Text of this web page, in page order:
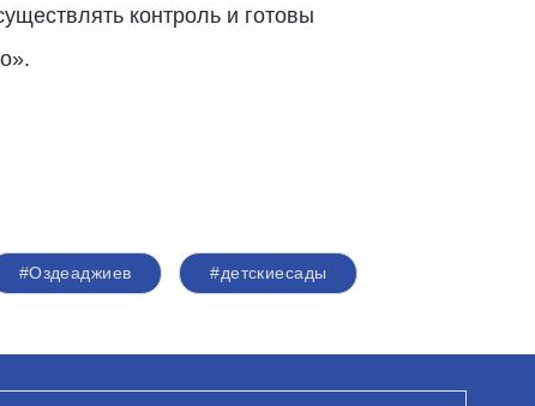
контроль и готовы
#Оздеаджиев #детскиесады